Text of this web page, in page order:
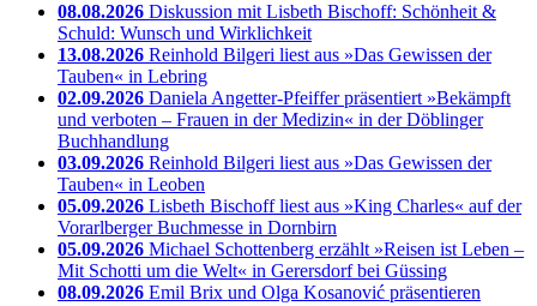
08.08.2026 Diskussion mit Lisbeth Bischoff: Schönheit &
Schuld: Wunsch und Wirklichkeit
13.08.2026 Reinhold Bilgeri liest aus »Das Gewissen der
Tauben« in Lebring
02.09.2026 Daniela Angetter-Pfeiffer präsentiert »Bekämpft
und verboten – Frauen in der Medizin« in der Döblinger
Buchhandlung
03.09.2026 Reinhold Bilgeri liest aus »Das Gewissen der
Tauben« in Leoben
05.09.2026 Lisbeth Bischoff liest aus »King Charles« auf der
Vorarlberger Buchmesse in Dornbirn
05.09.2026 Michael Schottenberg erzählt »Reisen ist Leben –
Mit Schotti um die Welt« in Gerersdorf bei Güssing
08.09.2026 Emil Brix und Olga Kosanović präsentieren